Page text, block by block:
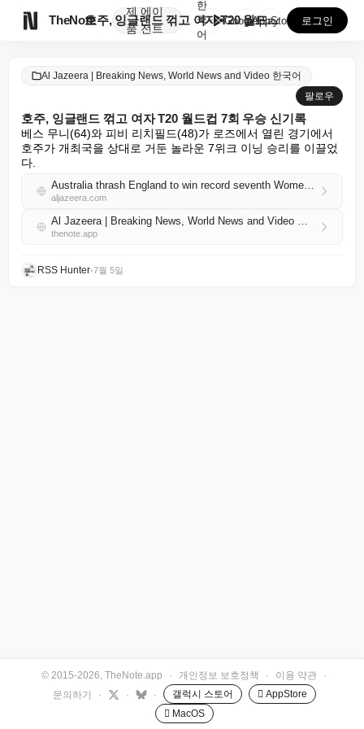
TheNote
제
품
에이
전트
호주, 잉글랜드 꺾고 여자 T20 월드컵 7회 우승 신...
한
국
어
GooglePlay
AppStore 로그인
Al Jazeera | Breaking News, World News and Video 한국어
팔로우
호주, 잉글랜드 꺾고 여자 T20 월드컵 7회 우승 신기록
베스 무니(64)와 피비 리치필드(48)가 로즈에서 열린 경기에서
호주가 개최국을 상대로 거둔 놀라운 7위크 이닝 승리를 이끌었
다.
Australia thrash England to win record seventh Women’s T20 World Cup
aljazeera.com
Al Jazeera | Breaking News, World News and Video 한국어 RSS
thenote.app
RSS Hunter•7월 5일
© 2015-2026, TheNote.app · 개인정보 보호정책 · 이용 약관
·
문의하기
· · · 갤럭시 스토어
 AppStore
 MacOS